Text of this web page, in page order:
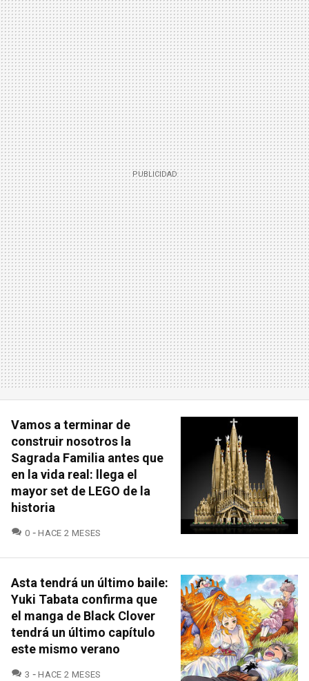
Vamos a terminar de
construir nosotros la
Sagrada Familia antes que
en la vida real: llega el
mayor set de LEGO de la
historia
0 COMENTARIOS
HACE 2 MESES
Asta tendrá un último baile:
Yuki Tabata confirma que
el manga de Black Clover
tendrá un último capítulo
este mismo verano
3 COMENTARIOS
HACE 2 MESES